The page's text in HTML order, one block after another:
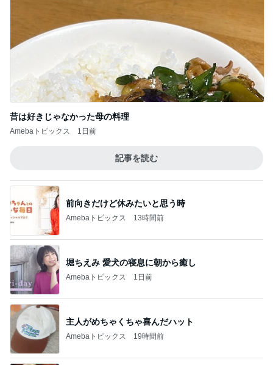
昔は好きじゃなかった母の料理
Amebaトピックス 1日前
記事を読む
前向きだけど休みたいと思う時
Amebaトピックス 13時間前
堀ちえみ 愛犬の寝息に朝から癒し
Amebaトピックス 1日前
主人がめちゃくちゃ喜んだハット
Amebaトピックス 19時間前